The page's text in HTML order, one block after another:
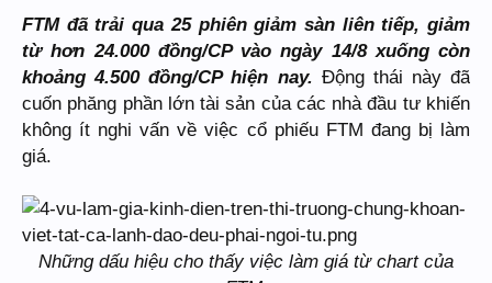
FTM đã trải qua 25 phiên giảm sàn liên tiếp, giảm
từ hơn 24.000 đồng/CP vào ngày 14/8 xuống còn
khoảng 4.500 đồng/CP hiện nay. Động thái này đã
cuốn phăng phần lớn tài sản của các nhà đầu tư khiến
không ít nghi vấn về việc cổ phiếu FTM đang bị làm
giá.
Những dấu hiệu cho thấy việc làm giá từ chart của